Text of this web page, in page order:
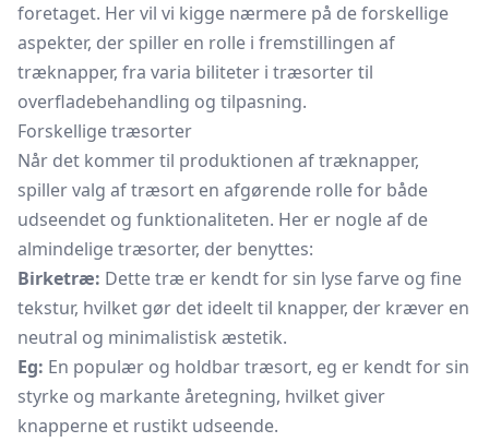
foretaget. Her vil vi kigge nærmere på de forskellige
aspekter, der spiller en rolle i fremstillingen af
træknapper, fra varia biliteter i træsorter til
overfladebehandling og tilpasning.
Forskellige træsorter
Når det kommer til produktionen af træknapper,
spiller valg af træsort en afgørende rolle for både
udseendet og funktionaliteten. Her er nogle af de
almindelige træsorter, der benyttes:
Birketræ: Dette træ er kendt for sin lyse farve og fine
tekstur, hvilket gør det ideelt til knapper, der kræver en
neutral og minimalistisk æstetik.
Eg: En populær og holdbar træsort, eg er kendt for sin
styrke og markante åretegning, hvilket giver
knapperne et rustikt udseende.